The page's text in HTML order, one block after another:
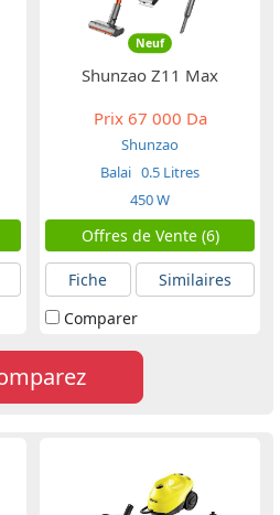
Neuf
Shunzao Z11 Max
Prix67 000 Da
Shunzao
Balai 0.5 Litres
450 W
Offres de Vente (6)
Fiche
Similaires
Comparer